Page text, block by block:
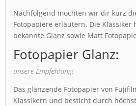
Nachfolgend möchten wir dir kurz
Fotopapiere erläutern. Die Klassiker
bekannte Glanz sowie Matt
Fotopapier Glanz:
unsere Empfehlung!
Das glänzende Fotopapier von
Klassikern und besticht durch